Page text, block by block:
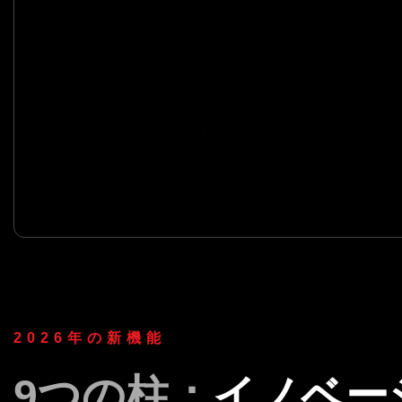
2026年の新機能